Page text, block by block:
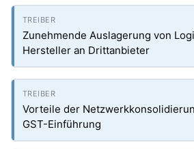
Zunehmende Auslagerung von
Hersteller an Drittanbieter
Vorteile der
GST-Einführung